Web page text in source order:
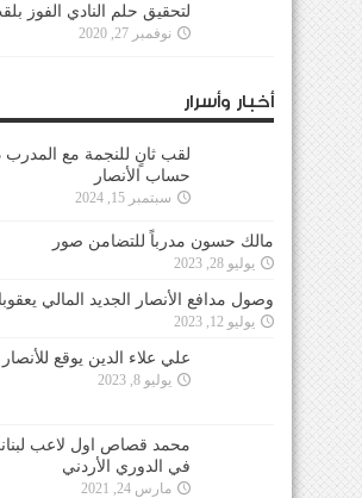
لتحقيق حلم النادي الفوز
نوفمبر 27, 2020
أخبار وأسرار
لقب ثانٍ للنجمة مع المدرب
حساب الأنصار
سبتمبر 15, 2024
مالك حسون مدرباً للتضامن صور
يوليو 28, 2023
وصول مدافع الأنصار الجديد المالي يعقوبا
يوليو 12, 2023
علي علاء الدين يوقع للأنصار
يوليو 8, 2023
محمد قصاص اول لاعب
في الدوري الأردني
مارس 24, 2021